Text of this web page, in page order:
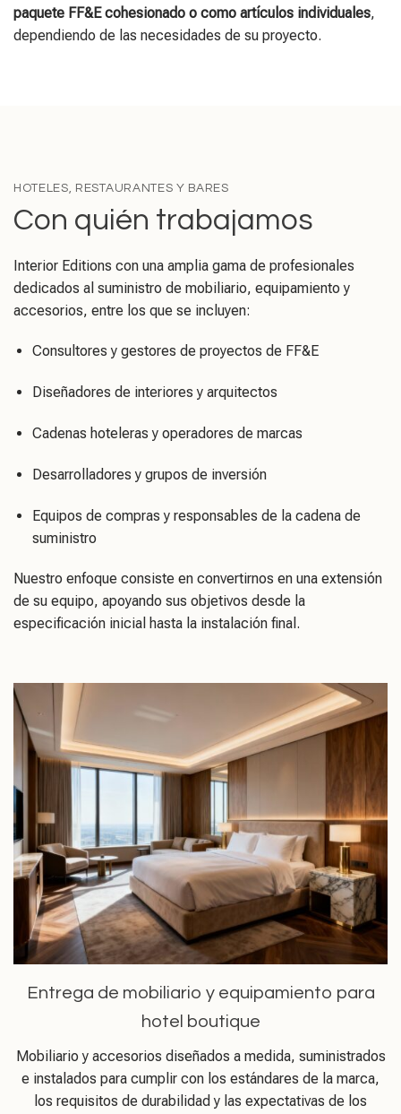
paquete FF&E cohesionado o como artículos individuales,
dependiendo de las necesidades de su proyecto.
HOTELES, RESTAURANTES Y BARES
Con quién trabajamos
Interior Editions con una amplia gama de profesionales
dedicados al suministro de mobiliario, equipamiento y
accesorios, entre los que se incluyen:
Consultores y gestores de proyectos de FF&E
Diseñadores de interiores y arquitectos
Cadenas hoteleras y operadores de marcas
Desarrolladores y grupos de inversión
Equipos de compras y responsables de la cadena de
suministro
Nuestro enfoque consiste en convertirnos en una extensión
de su equipo, apoyando sus objetivos desde la
especificación inicial hasta la instalación final.
Entrega de mobiliario y equipamiento para
hotel boutique
Mobiliario y accesorios diseñados a medida, suministrados
e instalados para cumplir con los estándares de la marca,
los requisitos de durabilidad y las expectativas de los